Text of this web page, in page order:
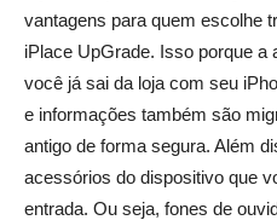
vantagens para quem escolhe
iPlace UpGrade. Isso porque a
você já sai da loja com seu
e informações também são
antigo de forma segura. Além
acessórios do dispositivo que
entrada. Ou seja, fones de